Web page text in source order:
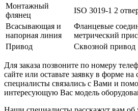
Монтажный
флянец
ISO 3019-1 2
Всасывающая и
напорная линия
Фланцевые
метрический
Привод
Сквозной привод
Для заказа позвоните по номеру
сайте или оставьте заявку в форме
специалисты связались с Вами и
интересующую Вас модель